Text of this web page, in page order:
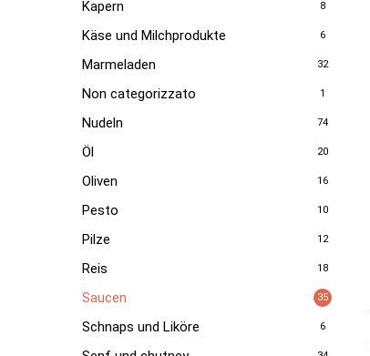
Kapern 8
Käse und Milchprodukte 6
Marmeladen 32
Non categorizzato 1
Nudeln 74
Öl 20
Oliven 16
Pesto 10
Pilze 12
Reis 18
Saucen 35
Schnaps und Liköre 6